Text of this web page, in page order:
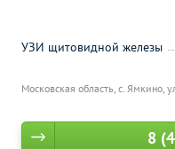
Московская область, с. Ямкино,
УЗИ щитовидной железы
8